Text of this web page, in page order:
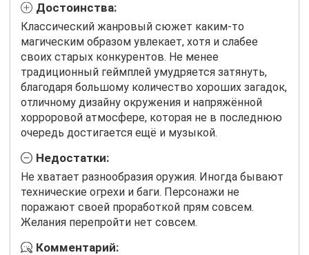
Достоинства:
Классический жанровый сюжет каким-то
магическим образом увлекает, хотя и слабее
своих старых конкурентов. Не менее
традиционный геймплей умудряется затянуть,
благодаря большому количество хороших загадок,
отличному дизайну окружения и напряжённой
хорроровой атмосфере, которая не в последнюю
очередь достигается ещё и музыкой.
Недостатки:
Не хватает разнообразия оружия. Иногда бывают
технические огрехи и баги. Персонажи не
поражают своей проработкой прям совсем.
Желания перепройти нет совсем.
Комментарий: